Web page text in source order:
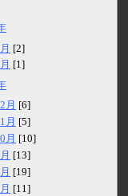
[2]
[1]
月 [6]
月 [5]
月 [10]
[13]
[19]
[11]